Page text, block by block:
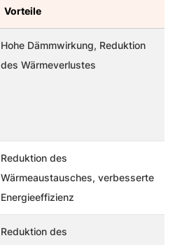
Vorteile
Hohe Dämmwirkung, Reduktion
des Wärmeverlustes
Reduktion des
Wärmeaustausches, verbesserte
Energieeffizienz
Reduktion des